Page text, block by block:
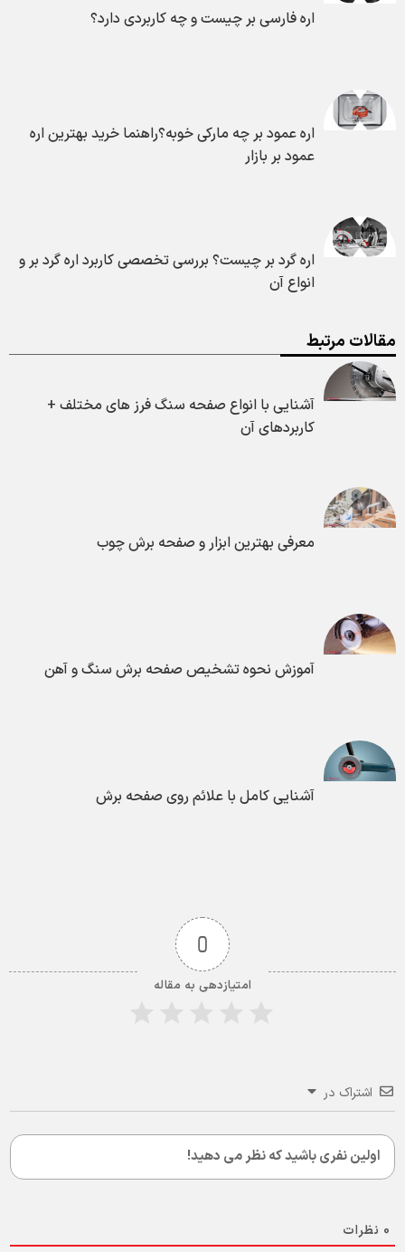
اره فارسی بر چیست و چه کاربردی دارد؟
اره عمود بر چه مارکی خوبه؟راهنما خرید بهترین اره
عمود بر بازار
اره گرد بر چیست؟ بررسی تخصصی کاربرد اره گرد بر و
انواع آن
مقالات مرتبط
آشنایی با انواع صفحه سنگ فرز های مختلف +
کاربردهای آن
معرفی بهترین ابزار و صفحه برش چوب
آموزش نحوه تشخیص صفحه برش سنگ و آهن
آشنایی کامل با علائم روی صفحه برش
0
امتیازدهی به مقاله
اشتراک در
0 نظرات